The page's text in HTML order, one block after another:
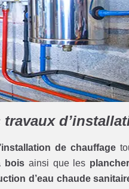
de chauffage
boisainsi que les
d’eau chaude